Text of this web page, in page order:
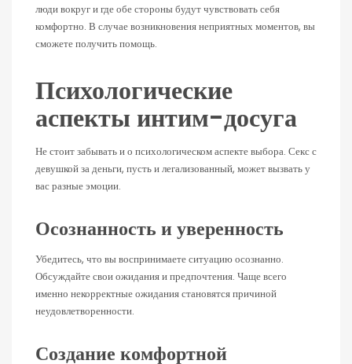
люди вокруг и где обе стороны будут чувствовать себя
комфортно. В случае возникновения неприятных моментов, вы
сможете получить помощь.
Психологические
аспекты интим-досуга
Не стоит забывать и о психологическом аспекте выбора. Секс с
девушкой за деньги, пусть и легализованный, может вызвать у
вас разные эмоции.
Осознанность и уверенность
Убедитесь, что вы воспринимаете ситуацию осознанно.
Обсуждайте свои ожидания и предпочтения. Чаще всего
именно некорректные ожидания становятся причиной
неудовлетворенности.
Создание комфортной